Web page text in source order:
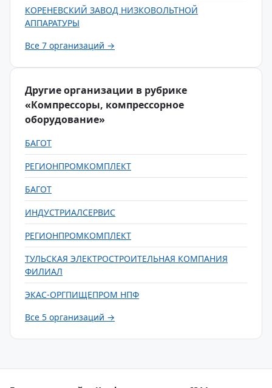
КОРЕНЕВСКИЙ ЗАВОД НИЗКОВОЛЬТНОЙ
АППАРАТУРЫ
Все 7 организаций →
Другие организации в рубрике
«Компрессоры, компрессорное
оборудование»
БАГОТ
РЕГИОНПРОМКОМПЛЕКТ
БАГОТ
ИНДУСТРИАЛСЕРВИС
РЕГИОНПРОМКОМПЛЕКТ
ТУЛЬСКАЯ ЭЛЕКТРОСТРОИТЕЛЬНАЯ КОМПАНИЯ
ФИЛИАЛ
ЭКАС-ОРГПИЩЕПРОМ НПФ
Все 5 организаций →